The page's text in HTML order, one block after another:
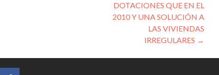
DOTACIONES QUE EN EL
2010 Y UNA SOLUCIÓN A
LAS VIVIENDAS
IRREGULARES →